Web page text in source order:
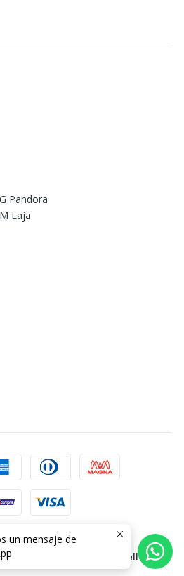
Pandora
Laja
Desarrollado por Jumpseller.
un mensaje de